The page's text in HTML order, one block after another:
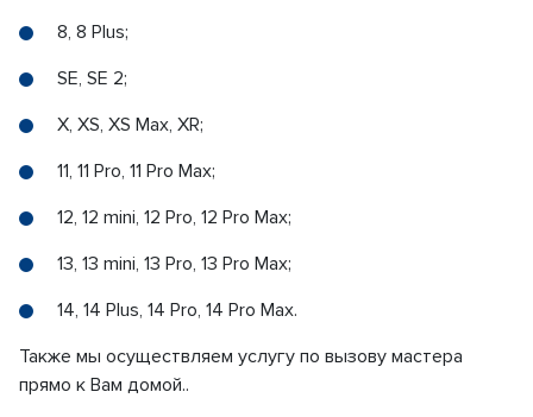
8, 8 Plus;
SE, SE 2;
X, XS, XS Max, XR;
11, 11 Pro, 11 Pro Max;
12, 12 mini, 12 Pro, 12 Pro Max;
13, 13 mini, 13 Pro, 13 Pro Max;
14, 14 Plus, 14 Pro, 14 Pro Max.
Также мы осуществляем услугу по вызову мастера
прямо к Вам домой..